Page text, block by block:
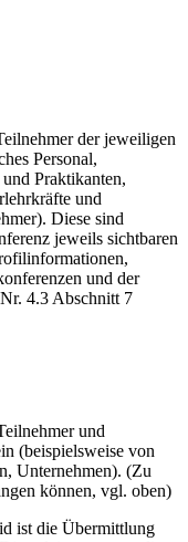
der jeweiligen
Personal,
Praktikanten,
und
Diese sind
jeweils sichtbaren
und der
4.3 Abschnitt 7
und
(beispielsweise von
Unternehmen). (Zu
können, vgl. oben)
ist die Übermittlung